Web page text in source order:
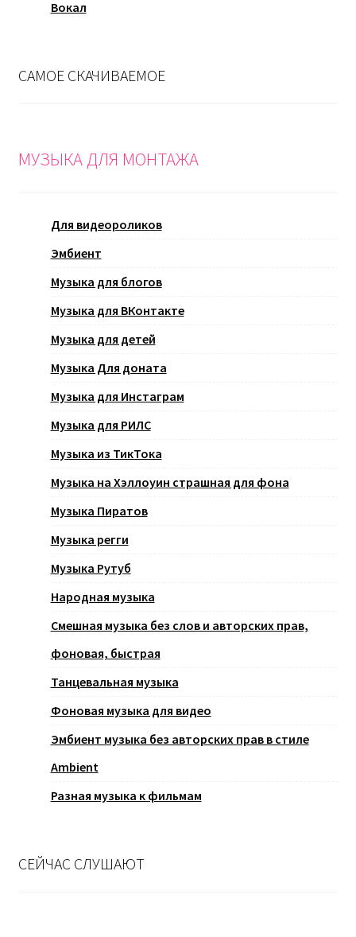
Вокал
САМОЕ СКАЧИВАЕМОЕ
МУЗЫКА ДЛЯ МОНТАЖА
Для видеороликов
Эмбиент
Музыка для блогов
Музыка для ВКонтакте
Музыка для детей
Музыка Для доната
Музыка для Инстаграм
Музыка для РИЛС
Музыка из ТикТока
Музыка на Хэллоуин страшная для фона
Музыка Пиратов
Музыка регги
Музыка Рутуб
Народная музыка
Смешная музыка без слов и авторских прав,
фоновая, быстрая
Танцевальная музыка
Фоновая музыка для видео
Эмбиент музыка без авторских прав в стиле
Ambient
Разная музыка к фильмам
СЕЙЧАС СЛУШАЮТ